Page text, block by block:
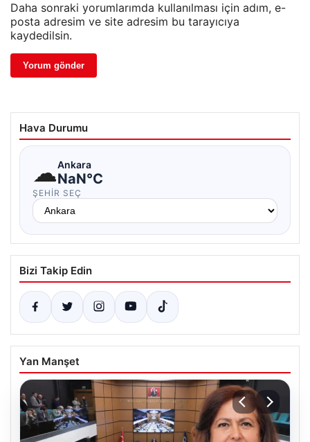
Daha sonraki yorumlarımda kullanılması için adım, e-
posta adresim ve site adresim bu tarayıcıya
kaydedilsin.
Hava Durumu
☁Ankara
NaN°C
ŞEHIR SEÇ
Bizi Takip Edin
Yan Manşet